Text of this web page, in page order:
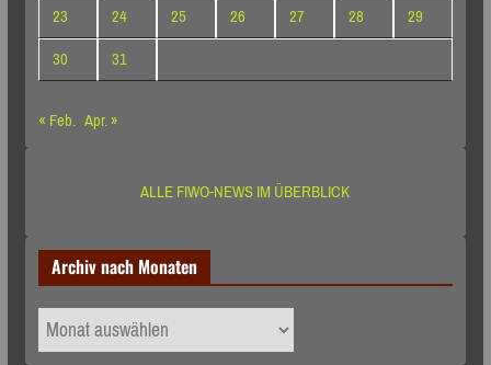
23
24 25 26 27 28
29
30
31
« Feb. Apr. »
ALLE FIWO-NEWS IM ÜBERBLICK
Archiv nach Monaten
Archiv
nach